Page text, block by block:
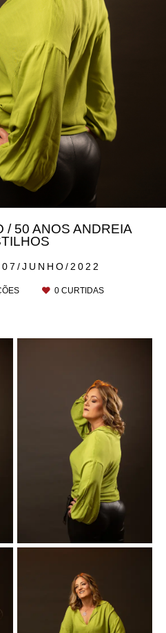
07/JUNHO/2022
/ 50 ANOS ANDREIA
0CURTIDAS